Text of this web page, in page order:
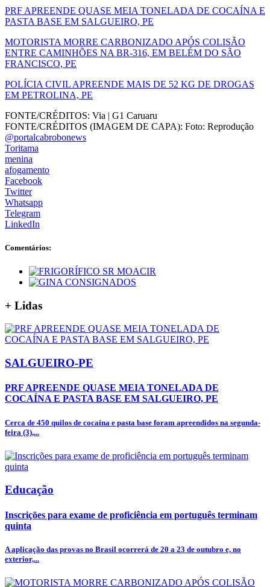
PRF APREENDE QUASE MEIA TONELADA DE COCAÍNA E
PASTA BASE EM SALGUEIRO, PE
MOTORISTA MORRE CARBONIZADO APÓS COLISÃO
ENTRE CAMINHÕES NA BR-316, EM BELÉM DO SÃO
FRANCISCO, PE
POLÍCIA CIVIL APREENDE MAIS DE 52 KG DE DROGAS
EM PETROLINA, PE
FONTE/CRÉDITOS: Via | G1 Caruaru
FONTE/CRÉDITOS (IMAGEM DE CAPA): Foto: Reprodução
@portalcabrobonews
Toritama
menina
afogamento
Facebook
Twitter
Whatsapp
Telegram
LinkedIn
Comentários:
+ Lidas
SALGUEIRO-PE
PRF APREENDE QUASE MEIA TONELADA DE
COCAÍNA E PASTA BASE EM SALGUEIRO, PE
Cerca de 450 quilos de cocaína e pasta base foram apreendidos na segunda-
feira (3),...
Educação
Inscrições para exame de proficiência em português terminam
quinta
A aplicação das provas no Brasil ocorrerá de 20 a 23 de outubro e, no
exterior,...